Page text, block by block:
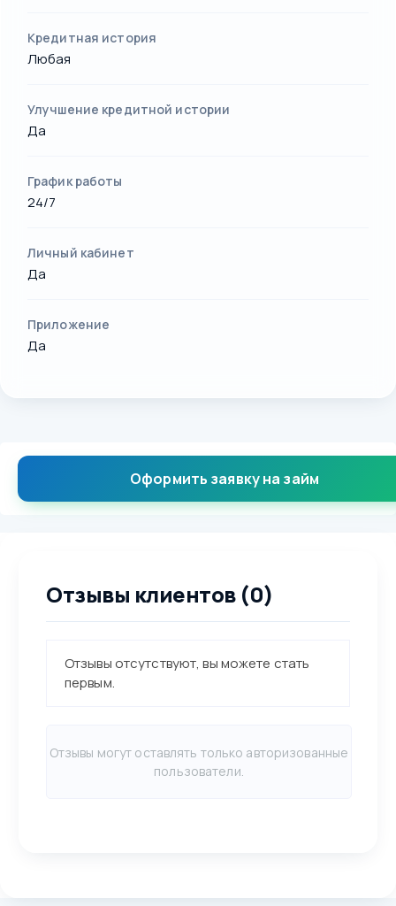
Кредитная история
Любая
Улучшение кредитной истории
Да
График работы
24/7
Личный кабинет
Да
Приложение
Да
Оформить заявку на займ
Отзывы клиентов (0)
Отзывы отсутствуют, вы можете стать
первым.
Отзывы могут оставлять только авторизованные
пользователи.